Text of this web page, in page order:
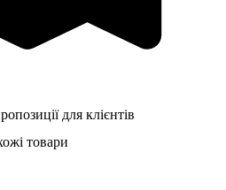
для клієнтів
товари